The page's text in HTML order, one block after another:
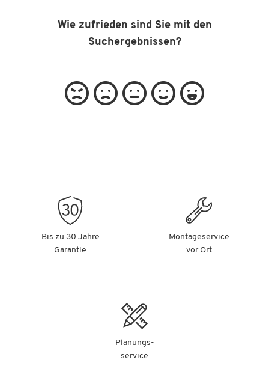
Wie zufrieden sind Sie mit den
Suchergebnissen?
Bis zu 30 Jahre
Garantie
Montageservice
vor Ort
Planungs-
service